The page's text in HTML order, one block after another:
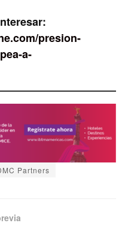
presion-
a-
Partners